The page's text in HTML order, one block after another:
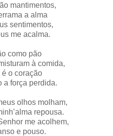
mantimentos,
a alma
sentimentos,
me acalma.
como pão
à comida,
é o coração
a força perdida.
olhos molham,
repousa.
me acolhem,
e pouso.